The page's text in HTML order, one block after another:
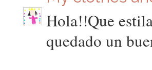
Hola!!Que
quedado un